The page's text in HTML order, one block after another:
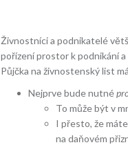
Živnostníci a podnikatelé
pořízení prostor k podnikání
Půjčka na živnostenský list
Nejprve bude nutné
To může být v
I přesto, že
na daňovém